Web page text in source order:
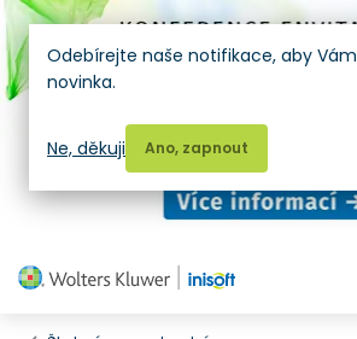
Odebírejte naše notifikace, aby
novinka.
Ano, zapnout
Ne, děkuji